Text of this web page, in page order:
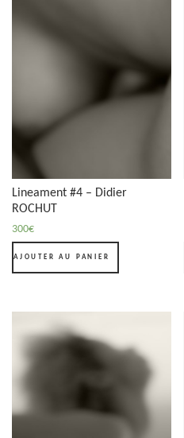
Lineament #4 – Didier
ROCHUT
300€
AJOUTER AU PANIER